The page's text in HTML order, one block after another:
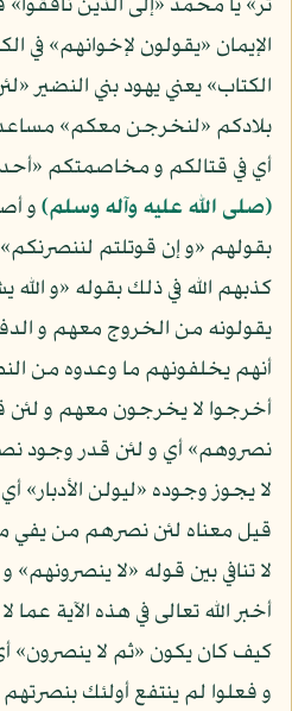
تر» يا محمد «إلى الذين نافقوا»
الإيمان «يقولون لإخوانهم» في
الكتاب» يعني يهود بني النضير
بلادكم «لنخرجن معكم»
أي في قتالكم و مخاصمتكم
(صلى الله عليه وآله وسلم)و
بقولهم «و إن قوتلتم
كذبهم الله في ذلك بقوله «و
يقولونه من الخروج معهم و
أنهم يخلفونهم ما وعدوه من
أخرجوا لا يخرجون معهم و لئن
نصروهم» أي و لئن قدر وجود
لا يجوز وجوده «ليولن الأدبار»
قيل معناه لئن نصرهم من يفي
لا تنافي بين قوله «لا
أخبر الله تعالى في هذه الآية
كيف كان يكون «ثم لا ينصرون»
و فعلوا لم ينتفع أولئك